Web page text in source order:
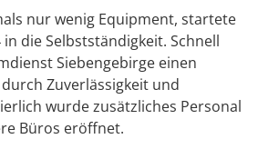
nur wenig Equipment, startete
die Selbstständigkeit. Schnell
Siebengebirge einen
Zuverlässigkeit und
wurde zusätzliches Personal
Büros eröffnet.